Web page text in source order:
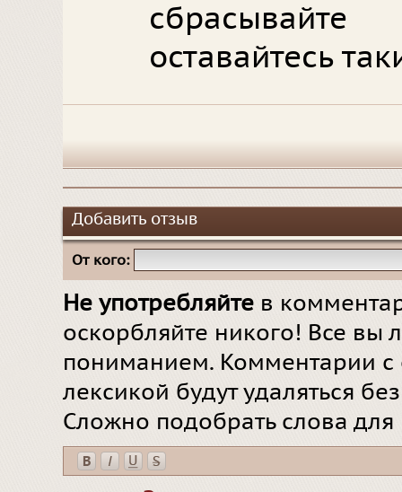
оставайтесь
Добавить отзыв
От кого:
Не употребляйте в
оскорбляйте никого! Все вы
пониманием. Комментарии
лексикой будут удаляться
Сложно подобрать слова